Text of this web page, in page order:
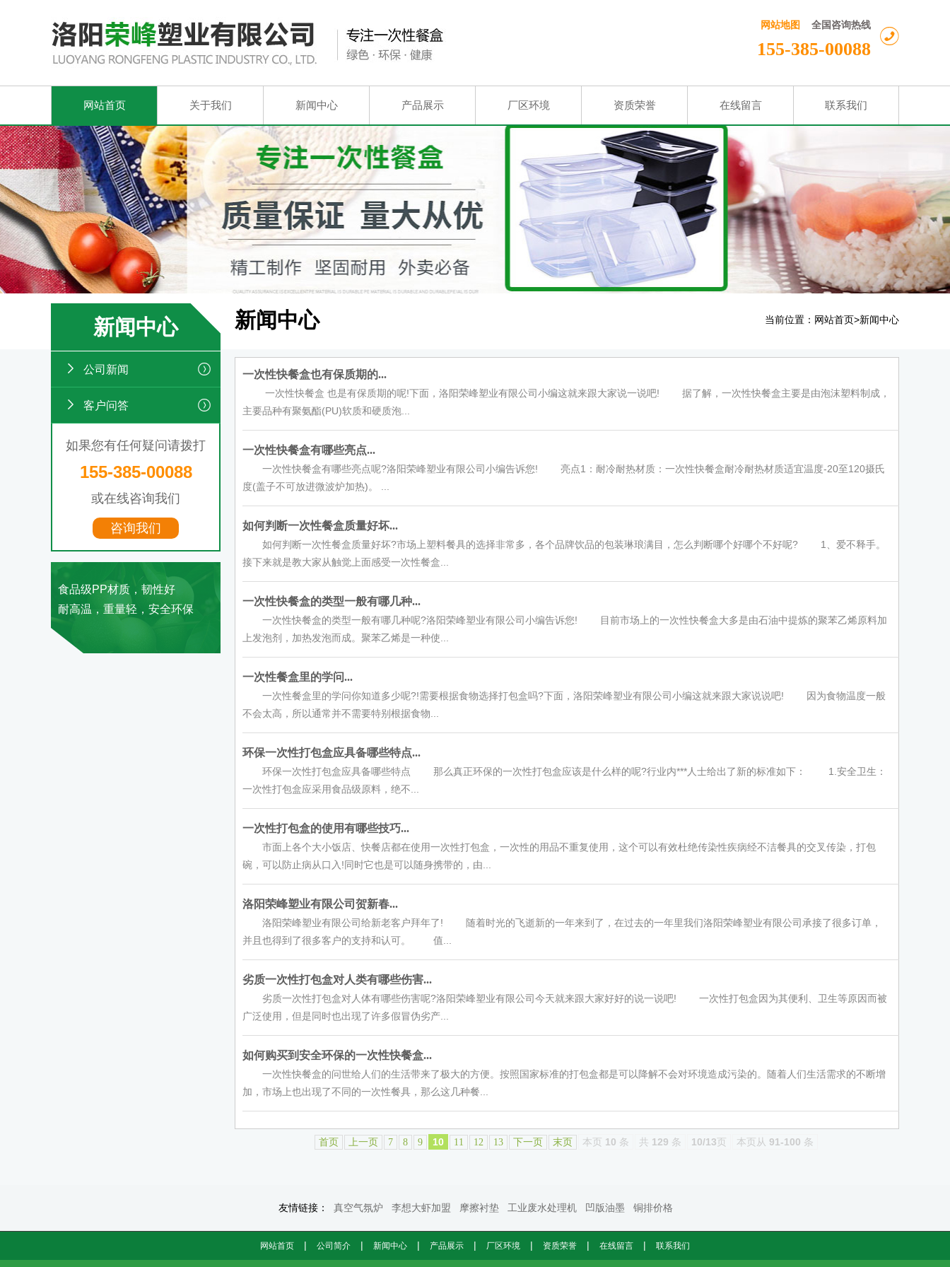
网站地图 全国咨询热线
155-385-00088
网站首页 关于我们 新闻中心 产品展示 厂区环境 资质荣誉 在线留言 联系我们
新闻中心
公司新闻
客户问答
如果您有任何疑问请拨打
155-385-00088
或在线咨询我们
咨询我们
食品级PP材质，韧性好
耐高温，重量轻，安全环保
新闻中心 当前位置： 网站首页>新闻中心
一次性快餐盒也有保质期的...
一次性快餐盒 也是有保质期的呢!下面，洛阳荣峰塑业有限公司小编这就来跟大家说一说吧! 据了解，一次性快餐盒主要是由泡沫塑料制成，
主要品种有聚氨酯(PU)软质和硬质泡...
一次性快餐盒有哪些亮点...
一次性快餐盒有哪些亮点呢?洛阳荣峰塑业有限公司小编告诉您! 亮点1：耐冷耐热材质：一次性快餐盒耐冷耐热材质适宜温度-20至120摄氏
度(盖子不可放进微波炉加热)。 ...
如何判断一次性餐盒质量好坏...
如何判断一次性餐盒质量好坏?市场上塑料餐具的选择非常多，各个品牌饮品的包装琳琅满目，怎么判断哪个好哪个不好呢? 1、爱不释手。
接下来就是教大家从触觉上面感受一次性餐盒...
一次性快餐盒的类型一般有哪几种...
一次性快餐盒的类型一般有哪几种呢?洛阳荣峰塑业有限公司小编告诉您! 目前市场上的一次性快餐盒大多是由石油中提炼的聚苯乙烯原料加
上发泡剂，加热发泡而成。聚苯乙烯是一种使...
一次性餐盒里的学问...
一次性餐盒里的学问你知道多少呢?!需要根据食物选择打包盒吗?下面，洛阳荣峰塑业有限公司小编这就来跟大家说说吧! 因为食物温度一般
不会太高，所以通常并不需要特别根据食物...
环保一次性打包盒应具备哪些特点...
环保一次性打包盒应具备哪些特点 那么真正环保的一次性打包盒应该是什么样的呢?行业内***人士给出了新的标准如下： 1.安全卫生：
一次性打包盒应采用食品级原料，绝不...
一次性打包盒的使用有哪些技巧...
市面上各个大小饭店、快餐店都在使用一次性打包盒，一次性的用品不重复使用，这个可以有效杜绝传染性疾病经不洁餐具的交叉传染，打包
碗，可以防止病从口入!同时它也是可以随身携带的，由...
洛阳荣峰塑业有限公司贺新春...
洛阳荣峰塑业有限公司给新老客户拜年了! 随着时光的飞逝新的一年来到了，在过去的一年里我们洛阳荣峰塑业有限公司承接了很多订单，
并且也得到了很多客户的支持和认可。 值...
劣质一次性打包盒对人类有哪些伤害...
劣质一次性打包盒对人体有哪些伤害呢?洛阳荣峰塑业有限公司今天就来跟大家好好的说一说吧! 一次性打包盒因为其便利、卫生等原因而被
广泛使用，但是同时也出现了许多假冒伪劣产...
如何购买到安全环保的一次性快餐盒...
一次性快餐盒的问世给人们的生活带来了极大的方便。按照国家标准的打包盒都是可以降解不会对环境造成污染的。随着人们生活需求的不断增
加，市场上也出现了不同的一次性餐具，那么这几种餐...
首页 上一页 7 8 9 10 11 12 13 下一页 末页 本页 10 条 共 129 条 10/13页 本页从 91-100 条
友情链接： 真空气氛炉 李想大虾加盟 摩擦衬垫 工业废水处理机 凹版油墨 铜排价格
网站首页 | 公司简介 | 新闻中心 | 产品展示 | 厂区环境 | 资质荣誉 | 在线留言 | 联系我们